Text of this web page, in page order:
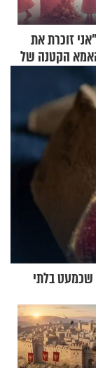
זוכרת את
הקטנה של
שכמעט בלתי